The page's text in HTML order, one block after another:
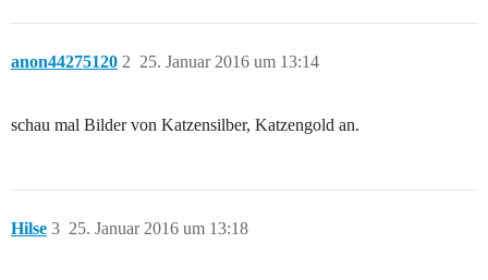
anon44275120 25. Januar 2016 um 13:14
2
schau mal Bilder von Katzensilber, Katzengold an.
Hilse 25. Januar 2016 um 13:18
3